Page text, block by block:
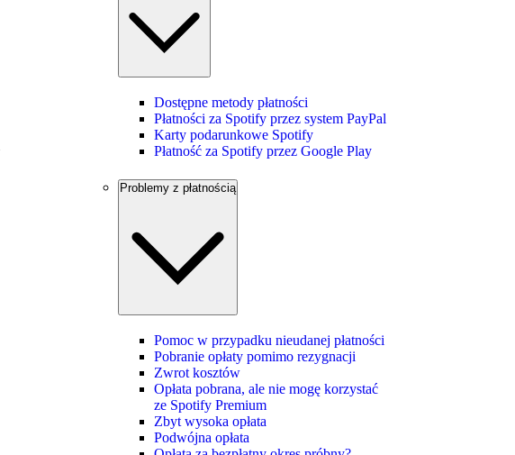
Dostępne metody płatności
Płatności za Spotify przez system PayPal
Karty podarunkowe Spotify
Płatność za Spotify przez Google Play
Problemy z płatnością
Pomoc w przypadku nieudanej płatności
Pobranie opłaty pomimo rezygnacji
Zwrot kosztów
Opłata pobrana, ale nie mogę korzystać
ze Spotify Premium
Zbyt wysoka opłata
Podwójna opłata